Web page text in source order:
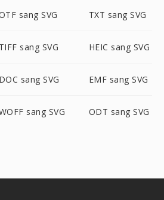
sang SVG TXT sang SVG
TIFF sang SVG HEIC sang SVG
DOC sang SVG EMF sang SVG
sang SVG ODT sang SVG